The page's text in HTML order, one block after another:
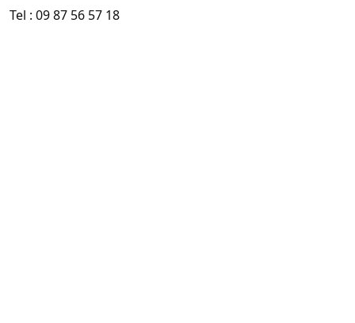
Tel : 09 87 56 57 18